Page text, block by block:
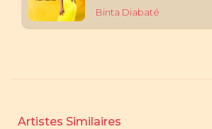
Binta Diabaté
Artistes Similaires